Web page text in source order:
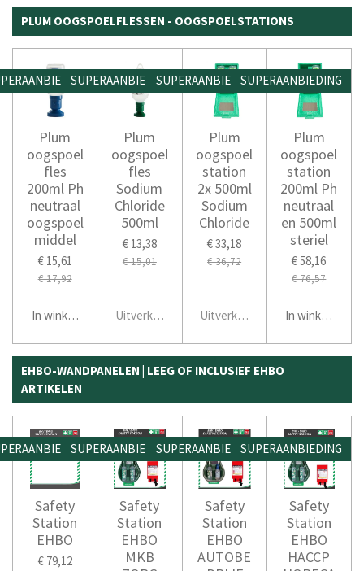
PLUM OOGSPOELFLESSEN - OOGSPOELSTATIONS
Plum
oogspoel
fles
200ml Ph
neutraal
oogspoel
middel
€ 15,61
€ 17,92
In winkelwagen
SUPERAANBIEDING
Plum
oogspoel
fles
Sodium
Chloride
500ml
€ 13,38
€ 15,01
Uitverkocht
SUPERAANBIEDING
Plum
oogspoel
station
2x 500ml
Sodium
Chloride
€ 33,18
€ 36,72
Uitverkocht
SUPERAANBIEDING
Plum
oogspoel
station
200ml Ph
neutraal
en 500ml
steriel
€ 58,16
€ 76,57
In winkelwagen
EHBO-WANDPANELEN | LEEG OF INCLUSIEF EHBO
ARTIKELEN
Safety
Station
EHBO
€ 79,12
SUPERAANBIEDING
Safety
Station
EHBO
MKB
SUPERAANBIEDING
Safety
Station
EHBO
AUTOBE
SUPERAANBIEDING
Safety
Station
EHBO
HACCP